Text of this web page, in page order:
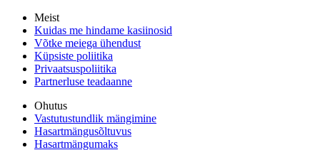
Meist
Kuidas me hindame kasiinosid
Võtke meiega ühendust
Küpsiste poliitika
Privaatsuspoliitika
Partnerluse teadaanne
Ohutus
Vastutustundlik mängimine
Hasartmängusõltuvus
Hasartmängumaks